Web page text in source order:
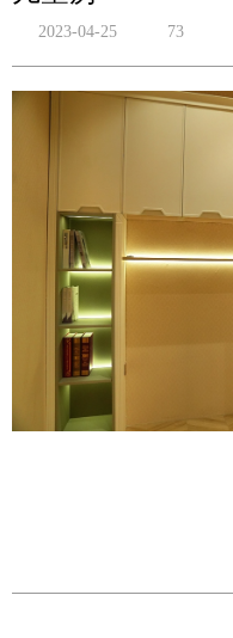
2023-04-25 73